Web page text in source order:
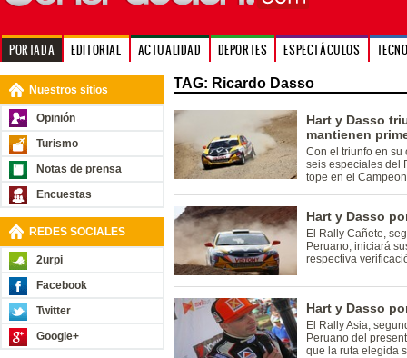
PORTADA EDITORIAL ACTUALIDAD DEPORTES ESPECTÁCULOS
Nuestros sitios
Opinión
Turismo
Notas de prensa
Encuestas
REDES SOCIALES
2urpi
Facebook
Twitter
Google+
TAG: Ricardo Dasso
Hart y Dasso
mantienen
Con el triunfo en su
seis especiales del
tope en el
Hart y Dasso
El Rally Cañete,
Peruano, iniciará
respectiva
Hart y Dasso
El Rally Asia,
Peruano del
que la ruta elegida